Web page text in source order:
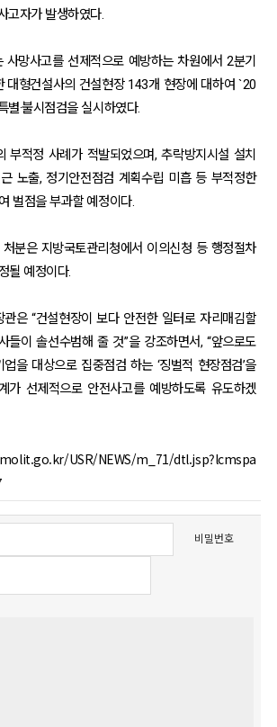
고자가 발생하였다.
사망사고를 선제적으로 예방하는 차원에서 2분기
대형건설사의 건설현장 143개 현장에 대하여 `20
별·불시점검을 실시하였다.
부적정 사례가 적발되었으며, 추락방지시설 설치
노출, 정기안전점검 계획수립 미흡 등 부적정한
벌점을 부과할 예정이다.
분은 지방국토관리청에서 이의신청 등 행정절차
될 예정이다.
은 “건설현장이 보다 안전한 일터로 자리매김할
들이 솔선수범해 줄 것”을 강조하면서, “앞으로도
을 대상으로 집중점검 하는 ‘징벌적 현장점검’을
가 선제적으로 안전사고를 예방하도록 유도하겠
USR/NEWS/m_71/dtl.jsp?lcmspa
비밀번호